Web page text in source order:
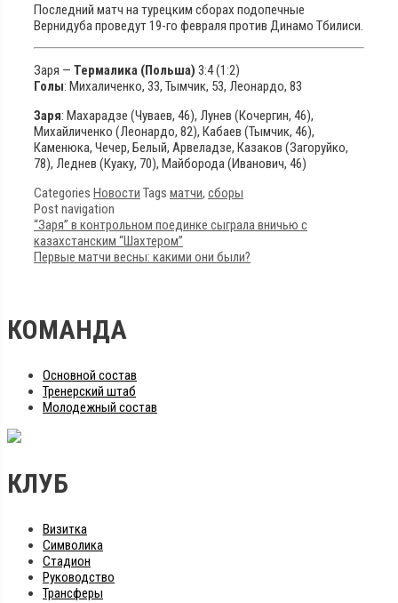
Последний матч на турецким сборах подопечные
Вернидуба проведут 19-го февраля против Динамо Тбилиси.
Заря — Термалика (Польша) 3:4 (1:2)
Голы: Михаличенко, 33, Тымчик, 53, Леонардо, 83
Заря: Махарадзе (Чуваев, 46), Лунев (Кочергин, 46),
Михайличенко (Леонардо, 82), Кабаев (Тымчик, 46),
Каменюка, Чечер, Белый, Арвеладзе, Казаков (Загоруйко,
78), Леднев (Куаку, 70), Майборода (Иванович, 46)
Categories Новости Tags матчи, сборы
Post navigation
“Заря” в контрольном поединке сыграла вничью с
казахстанским “Шахтером”
Первые матчи весны: какими они были?
КОМАНДА
Основной состав
Тренерский штаб
Молодежный состав
КЛУБ
Визитка
Символика
Стадион
Руководство
Трансферы